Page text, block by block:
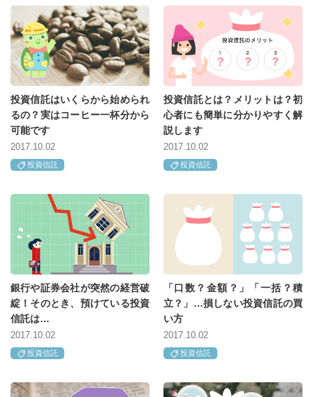
投資信託はいくらから始められ
るの？実はコーヒー一杯分から
可能です
2017.10.02
投資信託
投資信託とは？メリットは？初
心者にも簡単に分かりやすく解
説します
2017.10.02
投資信託
銀行や証券会社が突然の経営破
綻！そのとき、預けている投資
信託は…
2017.10.02
投資信託
「口数？金額？」「一括？積
立？」…損しない投資信託の買
い方
2017.10.02
投資信託